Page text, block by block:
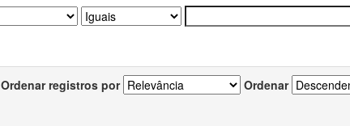
Ordenar registros por Ordenar